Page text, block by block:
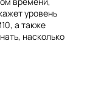
уровень
а также
насколько